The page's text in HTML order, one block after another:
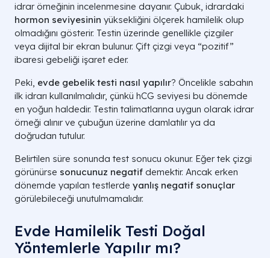
idrar örneğinin incelenmesine dayanır. Çubuk, idrardaki
hormon seviyesinin yüksekliğini ölçerek hamilelik olup
olmadığını gösterir. Testin üzerinde genellikle çizgiler
veya dijital bir ekran bulunur. Çift çizgi veya “pozitif”
ibaresi gebeliği işaret eder.
Peki, evde gebelik testi nasıl yapılır? Öncelikle sabahın
ilk idrarı kullanılmalıdır, çünkü hCG seviyesi bu dönemde
en yoğun haldedir. Testin talimatlarına uygun olarak idrar
örneği alınır ve çubuğun üzerine damlatılır ya da
doğrudan tutulur.
Belirtilen süre sonunda test sonucu okunur. Eğer tek çizgi
görünürse sonucunuz negatif demektir. Ancak erken
dönemde yapılan testlerde yanlış negatif sonuçlar
görülebileceği unutulmamalıdır.
Evde Hamilelik Testi Doğal
Yöntemlerle Yapılır mı?